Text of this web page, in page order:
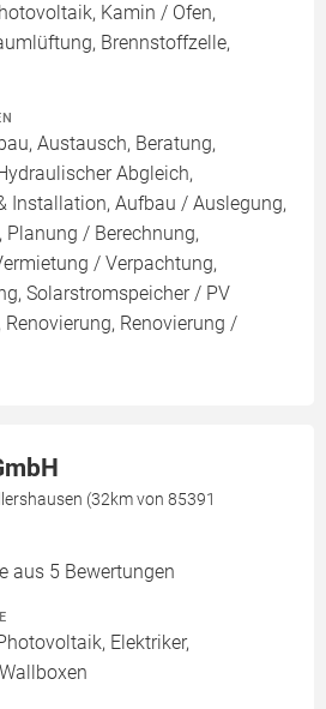
Kamin / Ofen,
Brennstoffzelle,
Austausch, Beratung,
Abgleich,
Installation, Aufbau / Auslegung,
/ Berechnung,
/ Verpachtung,
Solarstromspeicher / PV
Renovierung, Renovierung /
(32km von 85391
aus 5 Bewertungen
Elektriker,